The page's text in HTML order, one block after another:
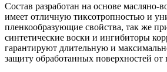
Состав разработан на основе масляно-
имеет отличную тиксотропностью и
пленкообразующие свойства, так же
синтетические воски и ингибиторы
гарантируют длительную и
защиту обработанных поверхностей